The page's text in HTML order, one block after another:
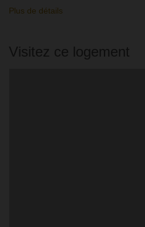
Plus de détails
Visitez ce logement